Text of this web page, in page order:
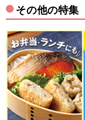
その他の特集